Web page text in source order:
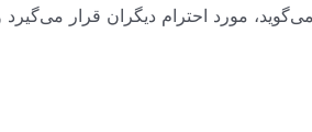
مورد احترام دیگران قرار می‌گیرد و